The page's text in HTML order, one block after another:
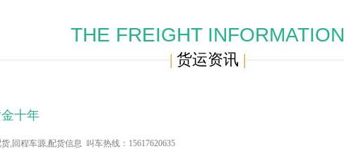
THE FREIGHT INFORMATION
| 货运资讯 |
十年
,回程车源,配货信息 叫车热线：15617620635